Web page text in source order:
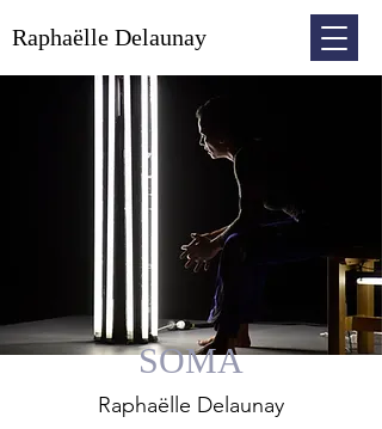
Raphaëlle Delaunay
SOMA
Raphaëll e Delaunay